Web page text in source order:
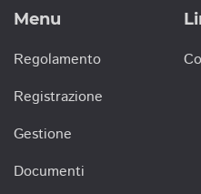
Menu
Regolamento
Registrazione
Gestione
Documenti